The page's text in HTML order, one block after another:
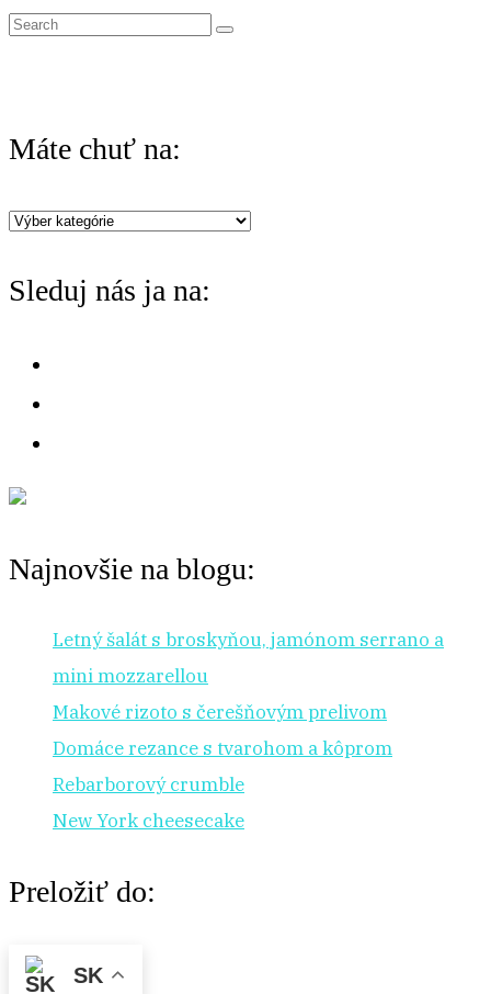
S
c
f
o
Máte chuť na:
Máte
na:
Sleduj nás ja na:
Najnovšie na blogu:
Letný šalát s broskyňou, jamónom serrano a
mini mozzarellou
Makové rizoto s čerešňovým prelivom
Domáce rezance s tvarohom a kôprom
Rebarborový crumble
New York cheesecake
Preložiť do:
SK